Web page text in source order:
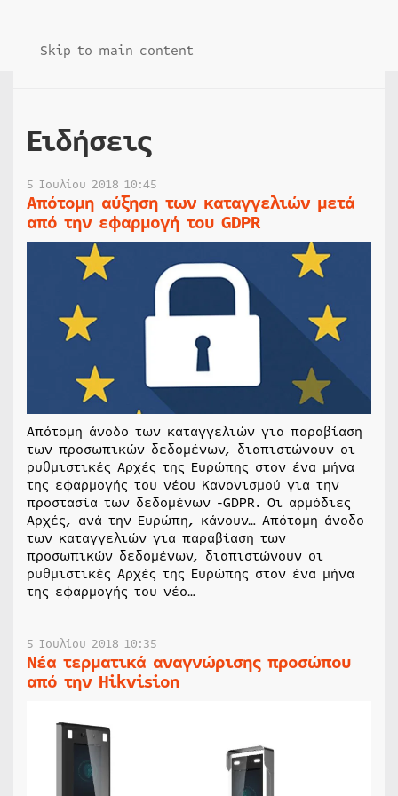
Skip to main content
Ειδήσεις
5 Ιουλίου 2018 10:45
Απότομη αύξηση των καταγγελιών μετά
από την εφαρμογή του GDPR
Απότομη άνοδο των καταγγελιών για παραβίαση
των προσωπικών δεδομένων, διαπιστώνουν οι
ρυθμιστικές Αρχές της Ευρώπης στον ένα μήνα
της εφαρμογής του νέου Κανονισμού για την
προστασία των δεδομένων -GDPR. Οι αρμόδιες
Αρχές, ανά την Ευρώπη, κάνουν… Απότομη άνοδο
των καταγγελιών για παραβίαση των
προσωπικών δεδομένων, διαπιστώνουν οι
ρυθμιστικές Αρχές της Ευρώπης στον ένα μήνα
της εφαρμογής του νέο…
5 Ιουλίου 2018 10:35
Νέα τερματικά αναγνώρισης προσώπου
από την Hikvision